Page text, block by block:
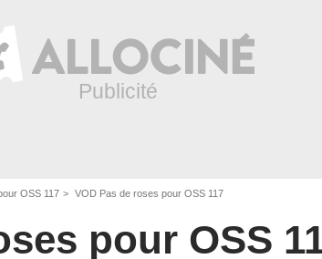
OSS 117 VOD Pas de roses pour OSS 117
pour OSS